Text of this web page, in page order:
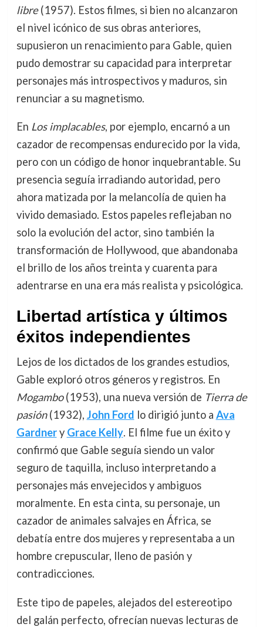
libre(1957). Estos filmes, si bien no alcanzaron
el nivel icónico de sus obras anteriores,
supusieron un renacimiento para Gable, quien
pudo demostrar su capacidad para interpretar
personajes más introspectivos y maduros, sin
renunciar a su magnetismo.
En Los implacables, por ejemplo, encarnó a un
cazador de recompensas endurecido por la vida,
pero con un código de honor inquebrantable. Su
presencia seguía irradiando autoridad, pero
ahora matizada por la melancolía de quien ha
vivido demasiado. Estos papeles reflejaban no
solo la evolución del actor, sino también la
transformación de Hollywood, que abandonaba
el brillo de los años treinta y cuarenta para
adentrarse en una era más realista y psicológica.
Libertad artística y últimos
éxitos independientes
Lejos de los dictados de los grandes estudios,
Gable exploró otros géneros y registros. En
Mogambo(1953), una nueva versión de Tierra de
pasión(1932), John Ford lo dirigió junto a Ava
Gardnery Grace Kelly. El filme fue un éxito y
confirmó que Gable seguía siendo un valor
seguro de taquilla, incluso interpretando a
personajes más envejecidos y ambiguos
moralmente. En esta cinta, su personaje, un
cazador de animales salvajes en África, se
debatía entre dos mujeres y representaba a un
hombre crepuscular, lleno de pasión y
contradicciones.
Este tipo de papeles, alejados del estereotipo
del galán perfecto, ofrecían nuevas lecturas de